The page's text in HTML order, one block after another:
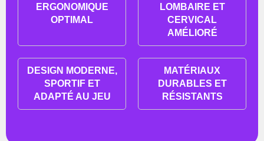
ERGONOMIQUE
OPTIMAL
LOMBAIRE ET
CERVICAL
AMÉLIORÉ
DESIGN MODERNE,
SPORTIF ET
ADAPTÉ AU JEU
MATÉRIAUX
DURABLES ET
RÉSISTANTS